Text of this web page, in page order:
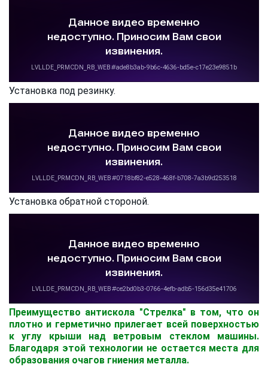
Установка под резинку.
Установка обратной стороной.
Преимущество антискола "Стрелка" в том, что он
плотно и герметично прилегает всей поверхностью
к углу крыши над ветровым стеклом машины.
Благодаря этой технологии не остается места для
образования очагов гниения металла.